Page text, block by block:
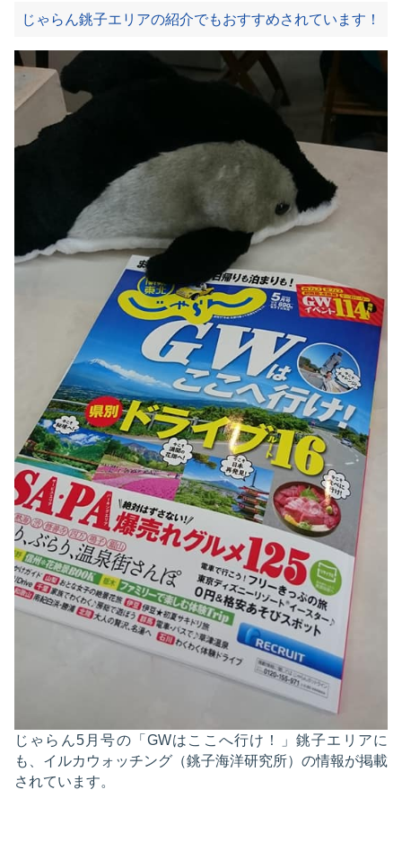
じゃらん銚子エリアの紹介でもおすすめされています！
じゃらん5月号の「GWはここへ行け！」銚子エリアに
も、イルカウォッチング（銚子海洋研究所）の情報が掲載
されています。